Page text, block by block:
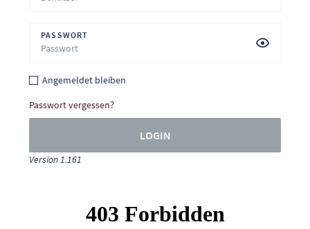
PASSWORT
Angemeldet bleiben
Passwort vergessen?
LOGIN
Version 1.161